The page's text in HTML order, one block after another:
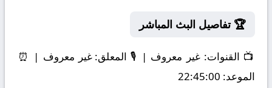
🏆 تفاصيل البث المباشر
📺 القنوات: غير معروف | 🎙️ المعلق: غير معروف | ⏰
الموعد: